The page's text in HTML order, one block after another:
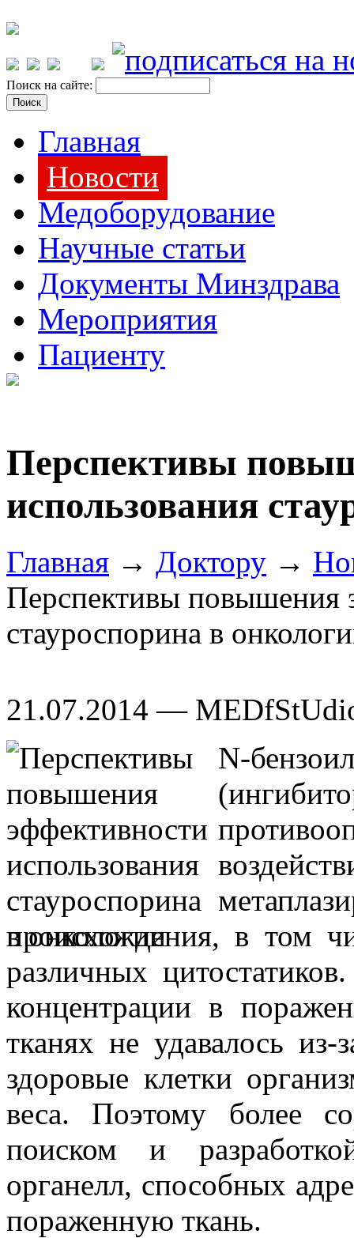
Поиск на сайте:
Главная
Новости
Медоборудование
Научные статьи
Документы Минздрава
Мероприятия
Пациенту
Перспективы
использования
Главная → Доктору →
Перспективы повышения
стауроспорина в
21.07.2014 —
N-
происхождения, в том
различных
концентрации в
тканях не удавалось
здоровые клетки
веса. Поэтому более
поиском и
органелл, способных
пораженную ткань.